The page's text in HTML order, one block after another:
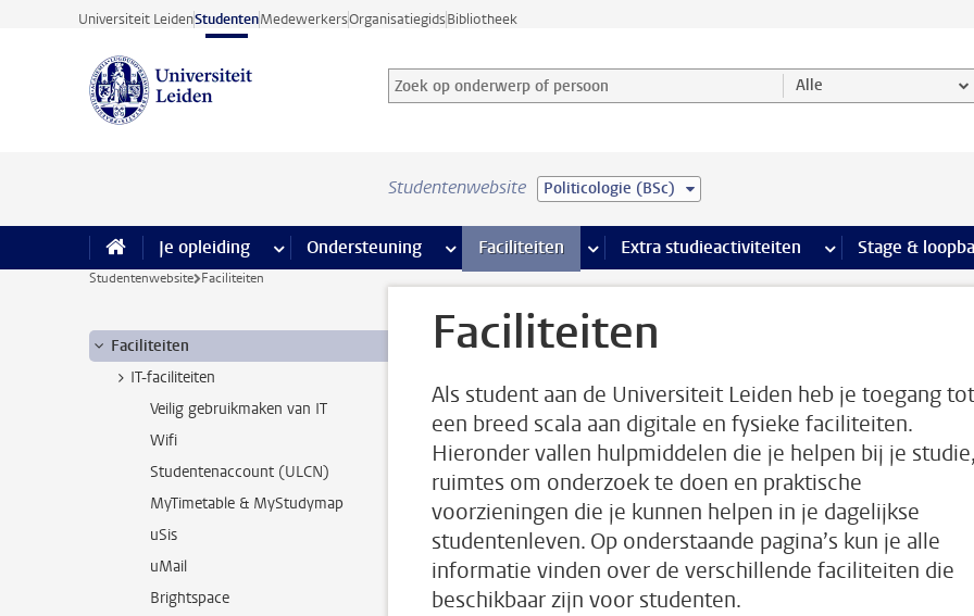
Ga direct naar de inhoud
Universiteit LeidenStudentenMedewerkersOrganisatiegidsBibliotheek
Zoek op onderwerp of persoon en selecteer categorie
Zoekterm Alle
Studentenwebsite Politicologie (BSc)
Je opleiding meer Je opleiding pagina’s
Ondersteuning meer Ondersteuning pagina’s
Faciliteiten meer Faciliteiten pagina’s
Extra studieactiviteiten meer Extra
Stage &
Studentenwebsite Faciliteiten
Faciliteiten
IT-faciliteiten
Veilig gebruikmaken van IT
Wifi
Studentenaccount (ULCN)
MyTimetable & MyStudymap
uSis
uMail
Brightspace
Faciliteiten
Als student aan de Universiteit Leiden heb je toegang tot
een breed scala aan digitale en fysieke faciliteiten.
Hieronder vallen hulpmiddelen die je helpen bij je studie,
ruimtes om onderzoek te doen en praktische
voorzieningen die je kunnen helpen in je dagelijkse
studentenleven. Op onderstaande pagina’s kun je alle
informatie vinden over de verschillende faciliteiten die
beschikbaar zijn voor studenten.